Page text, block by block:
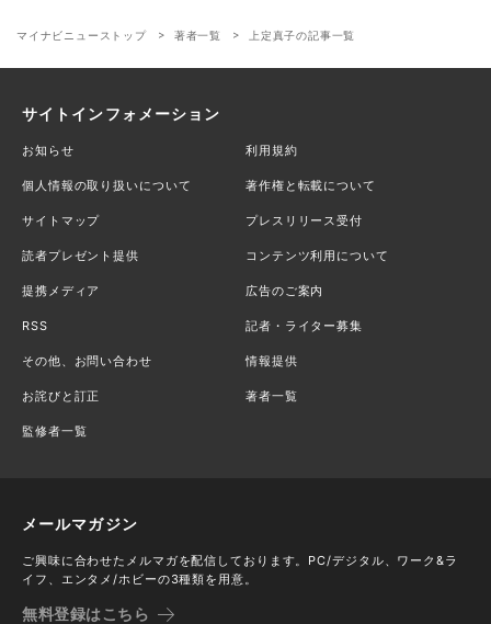
マイナビニューストップ 著者一覧 上定真子の記事一覧
サイトインフォメーション
お知らせ 利用規約
個人情報の取り扱いについて 著作権と転載について
サイトマップ プレスリリース受付
読者プレゼント提供 コンテンツ利用について
提携メディア 広告のご案内
RSS 記者・ライター募集
その他、お問い合わせ 情報提供
お詫びと訂正 著者一覧
監修者一覧
メールマガジン
ご興味に合わせたメルマガを配信しております。PC/デジタル、ワーク&ラ
イフ、エンタメ/ホビーの3種類を用意。
無料登録はこちら